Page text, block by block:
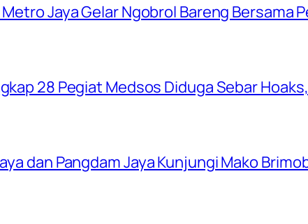
Jaya Gelar Ngobrol Bareng Bersama
28 Pegiat Medsos Diduga Sebar
dan Pangdam Jaya Kunjungi Mako